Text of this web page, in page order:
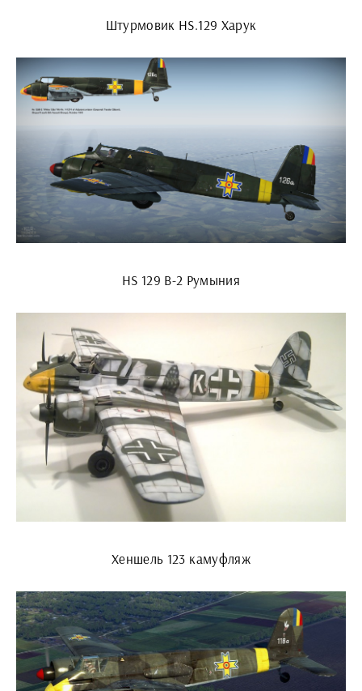
Штурмовик HS.129 Харук
HS 129 B-2 Румыния
Хеншель 123 камуфляж